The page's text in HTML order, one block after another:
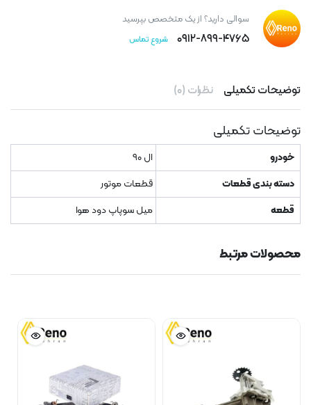
سوالی دارید؟ از یک متخصص بپرسید
۰۹۱۲-۸۹۹-۴۷۶۵ شروع تماس
توضیحات تکمیلی نظرات (۰)
توضیحات تکمیلی
خودرو
ال ۹۰
دسته بندی قطعات
قطعات موتور
قطعه
میل سوپاپ دود هوا
محصولات مرتبط